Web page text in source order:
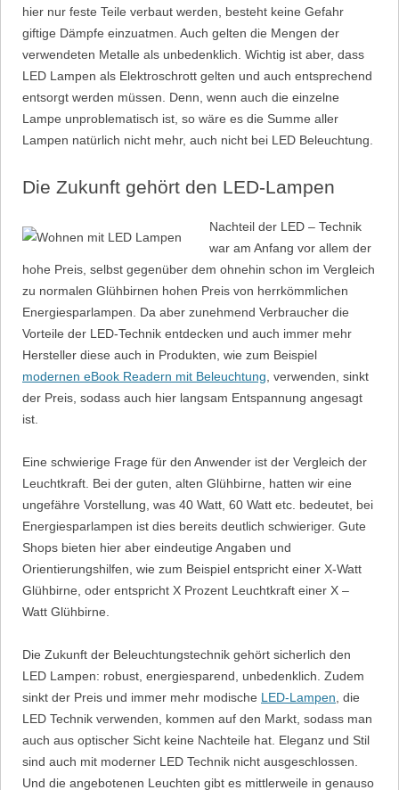
hier nur feste Teile verbaut werden, besteht keine Gefahr
giftige Dämpfe einzuatmen. Auch gelten die Mengen der
verwendeten Metalle als unbedenklich. Wichtig ist aber, dass
LED Lampen als Elektroschrott gelten und auch entsprechend
entsorgt werden müssen. Denn, wenn auch die einzelne
Lampe unproblematisch ist, so wäre es die Summe aller
Lampen natürlich nicht mehr, auch nicht bei LED Beleuchtung.
Die Zukunft gehört den LED-Lampen
Nachteil der LED – Technik
war am Anfang vor allem der
hohe Preis, selbst gegenüber dem ohnehin schon im Vergleich
zu normalen Glühbirnen hohen Preis von herrkömmlichen
Energiesparlampen. Da aber zunehmend Verbraucher die
Vorteile der LED-Technik entdecken und auch immer mehr
Hersteller diese auch in Produkten, wie zum Beispiel
modernen eBook Readern mit Beleuchtung , verwenden, sinkt
der Preis, sodass auch hier langsam Entspannung angesagt
ist.
Eine schwierige Frage für den Anwender ist der Vergleich der
Leuchtkraft. Bei der guten, alten Glühbirne, hatten wir eine
ungefähre Vorstellung, was 40 Watt, 60 Watt etc. bedeutet, bei
Energiesparlampen ist dies bereits deutlich schwieriger. Gute
Shops bieten hier aber eindeutige Angaben und
Orientierungshilfen, wie zum Beispiel entspricht einer X-Watt
Glühbirne, oder entspricht X Prozent Leuchtkraft einer X –
Watt Glühbirne.
Die Zukunft der Beleuchtungstechnik gehört sicherlich den
LED Lampen: robust, energiesparend, unbedenklich. Zudem
sinkt der Preis und immer mehr modische LED-Lampen , die
LED Technik verwenden, kommen auf den Markt, sodass man
auch aus optischer Sicht keine Nachteile hat. Eleganz und Stil
sind auch mit moderner LED Technik nicht ausgeschlossen.
Und die angebotenen Leuchten gibt es mittlerweile in genauso